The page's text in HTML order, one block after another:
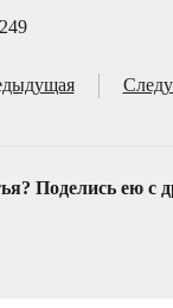
Поделись ею с